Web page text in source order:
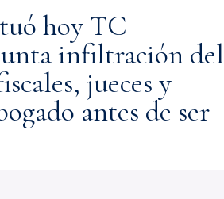
hoy TC
infiltración del
jueces y
antes de ser